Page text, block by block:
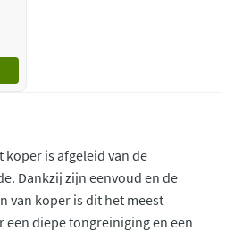
koper is afgeleid van de
Dankzij zijn eenvoud en de
van koper is dit het meest
diepe tongreiniging en een